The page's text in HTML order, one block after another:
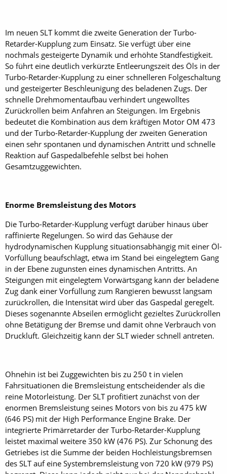
Im neuen SLT kommt die zweite Generation der Turbo-
Retarder-Kupplung zum Einsatz. Sie verfügt über eine
nochmals gesteigerte Dynamik und erhöhte Standfestigkeit.
So führt eine deutlich verkürzte Entleerungszeit des Öls in der
Turbo-Retarder-Kupplung zu einer schnelleren Folgeschaltung
und gesteigerter Beschleunigung des beladenen Zugs. Der
schnelle Drehmomentaufbau verhindert ungewolltes
Zurückrollen beim Anfahren an Steigungen. Im Ergebnis
bedeutet die Kombination aus dem kräftigen Motor OM 473
und der Turbo-Retarder-Kupplung der zweiten Generation
einen sehr spontanen und dynamischen Antritt und schnelle
Reaktion auf Gaspedalbefehle selbst bei hohen
Gesamtzuggewichten.
Enorme Bremsleistung des Motors
Die Turbo-Retarder-Kupplung verfügt darüber hinaus über
raffinierte Regelungen. So wird das Gehäuse der
hydrodynamischen Kupplung situationsabhängig mit einer Öl-
Vorfüllung beaufschlagt, etwa im Stand bei eingelegtem Gang
in der Ebene zugunsten eines dynamischen Antritts. An
Steigungen mit eingelegtem Vorwärtsgang kann der beladene
Zug dank einer Vorfüllung zum Rangieren bewusst langsam
zurückrollen, die Intensität wird über das Gaspedal geregelt.
Dieses sogenannte Abseilen ermöglicht gezieltes Zurückrollen
ohne Betätigung der Bremse und damit ohne Verbrauch von
Druckluft. Gleichzeitig kann der SLT wieder schnell antreten.
Ohnehin ist bei Zuggewichten bis zu 250 t in vielen
Fahrsituationen die Bremsleistung entscheidender als die
reine Motorleistung. Der SLT profitiert zunächst von der
enormen Bremsleistung seines Motors von bis zu 475 kW
(646 PS) mit der High Performance Engine Brake. Der
integrierte Primärretarder der Turbo-Retarder-Kupplung
leistet maximal weitere 350 kW (476 PS). Zur Schonung des
Getriebes ist die Summe der beiden Hochleistungsbremsen
des SLT auf eine Systembremsleistung von 720 kW (979 PS)